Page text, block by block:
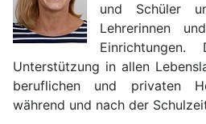
und Schüler
Lehrerinnen
Unterstützung in allen
beruflichen und privaten
während und nach der